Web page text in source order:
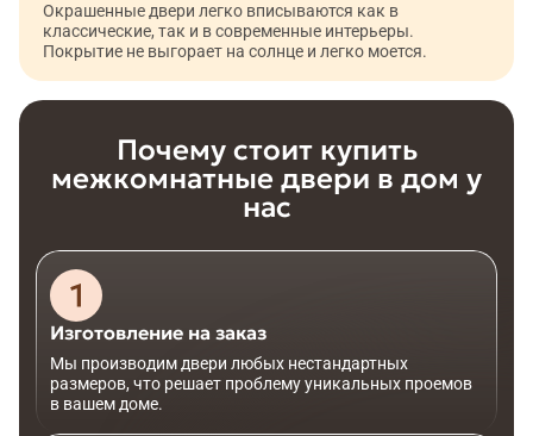
Окрашенные двери легко вписываются как в
классические, так и в современные интерьеры.
Покрытие не выгорает на солнце и легко моется.
Почему стоит купить
межкомнатные двери в дом у
нас
Изготовление на заказ
Мы производим двери любых нестандартных
размеров, что решает проблему уникальных проемов
в вашем доме.